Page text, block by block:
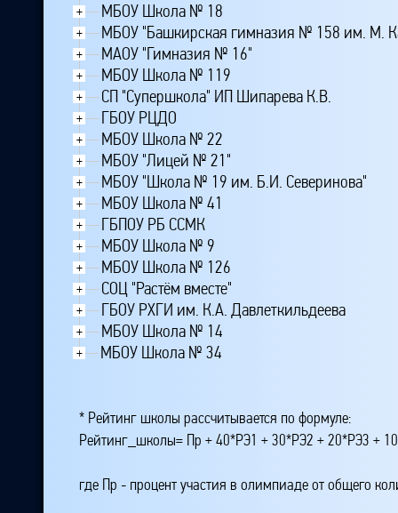
+ МБОУ Школа № 18
+ МБОУ "Башкирская гимназия № 158 им. М.
+ МАОУ "Гимназия № 16"
+ МБОУ Школа № 119
+ СП "Супершкола" ИП Шипарева К.В.
+ ГБОУ РЦДО
+ МБОУ Школа № 22
+ МБОУ "Лицей № 21"
+ МБОУ "Школа № 19 им. Б.И. Северинова"
+ МБОУ Школа № 41
+ ГБПОУ РБ ССМК
+ МБОУ Школа № 9
+ МБОУ Школа № 126
+ СОЦ "Растём вместе"
+ ГБОУ РХГИ им. К.А. Давлеткильдеева
+ МБОУ Школа № 14
+ МБОУ Школа № 34
* Рейтинг школы рассчитывается по формуле:
Рейтинг_школы= Пр + 40*РЭ1 + 30*РЭ2 + 20*РЭ3 +
где Пр - процент участия в олимпиаде от общего